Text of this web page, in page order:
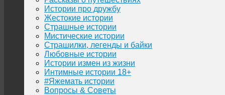
Истории про дружбу
Жестокие истории
Страшные истории
Мистические истории
Страшилки, легенды и байки
Любовные истории
Истории измен из жизни
Интимные истории 18+
#Яжемать истории
Вопросы & Советы